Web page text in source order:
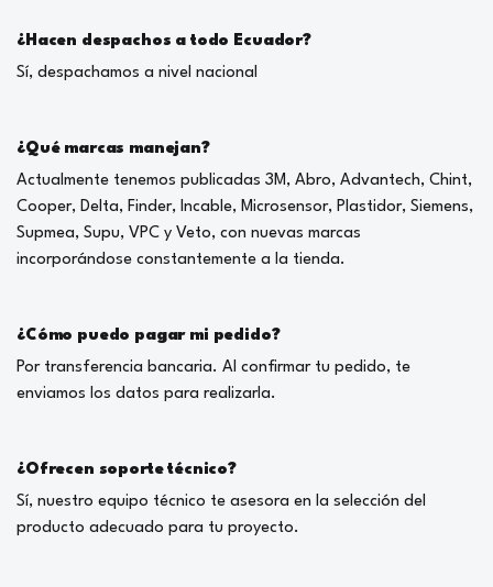
¿Hacen despachos a todo Ecuador?
Sí, despachamos a nivel nacional
¿Qué marcas manejan?
Actualmente tenemos publicadas 3M, Abro, Advantech, Chint,
Cooper, Delta, Finder, Incable, Microsensor, Plastidor, Siemens,
Supmea, Supu, VPC y Veto, con nuevas marcas
incorporándose constantemente a la tienda.
¿Cómo puedo pagar mi pedido?
Por transferencia bancaria. Al confirmar tu pedido, te
enviamos los datos para realizarla.
¿Ofrecen soporte técnico?
Sí, nuestro equipo técnico te asesora en la selección del
producto adecuado para tu proyecto.